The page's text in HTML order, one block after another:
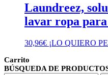
Laundreez,
lavar ropa
30,96€ ¡LO QUIERO
Carrito
BÚSQUEDA DE